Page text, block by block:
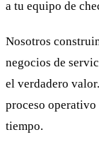
a tu equipo de
Nosotros
negocios de
el verdadero
proceso
tiempo.